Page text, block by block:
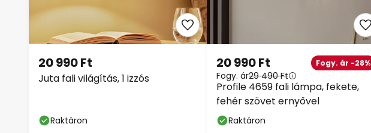
Juta fali világítás, 1 izzós
20 990 Ft
Raktáron
Profile 4659 fali lámpa, fekete,
fehér szövet ernyővel
20 990 Ft Fogy. ár -28%
Fogy. ár29 490 Ft
Raktáron